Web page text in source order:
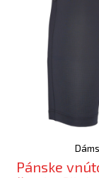
Pánske